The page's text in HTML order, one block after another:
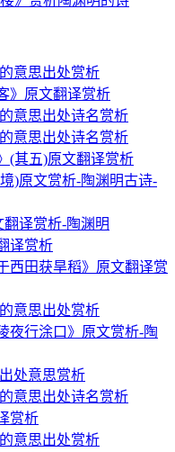
意思出处赏析
》原文翻译赏析
意思出处诗名赏析
意思出处诗名赏析
(其五)原文翻译赏析
)原文赏析-陶渊明古诗-
翻译赏析-陶渊明
译赏析
西田获旱稻》原文翻译赏
意思出处赏析
夜行涂口》原文赏析-陶
处意思赏析
意思出处诗名赏析
赏析
意思出处赏析